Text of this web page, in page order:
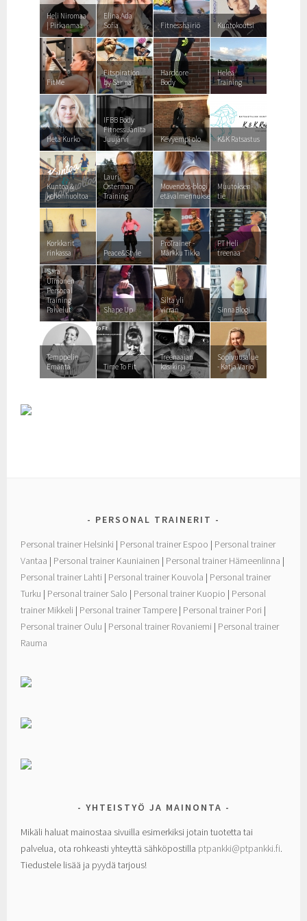
Heli Niromaa
| Pirkanmaa
Elina Ada
Sofia
Fitnesshäiriö Kuntokoutsi
FitMe
Fitspiration
by Sanna
Hardcore
Body
Heleä
Training
Heta Kurko
IFBB Body
Fitness Janita
Juujärvi
Kevyempi olo K&K Ratsastus
Kuntoa &
kehonhuoltoa
Lauri
Österman
Training
Movendos-blogi
etävalmennuksesta
Muutoksen
tie
Korkkarit
rinkassa
Peace&Style
ProTrainer -
Márkku Tikka
PT Heli
treenaa
Sara
Uimonen
Personal
Training
Palvelut
Shape Up
Silta yli
virran
SinnaBlogi
Temppelin
Emäntä
Time To Fit
Treenaajan
käsikirja
Sopivuusalue
- Katja Varjo
PERSONAL TRAINERIT
Personal trainer Helsinki | Personal trainer Espoo | Personal trainer
Vantaa | Personal trainer Kauniainen | Personal trainer Hämeenlinna |
Personal trainer Lahti | Personal trainer Kouvola | Personal trainer
Turku | Personal trainer Salo | Personal trainer Kuopio | Personal
trainer Mikkeli | Personal trainer Tampere | Personal trainer Pori |
Personal trainer Oulu | Personal trainer Rovaniemi | Personal trainer
Rauma
YHTEISTYÖ JA MAINONTA
Mikäli haluat mainostaa sivuilla esimerkiksi jotain tuotetta tai
palvelua, ota rohkeasti yhteyttä sähköpostilla ptpankki@ptpankki.fi.
Tiedustele lisää ja pyydä tarjous!